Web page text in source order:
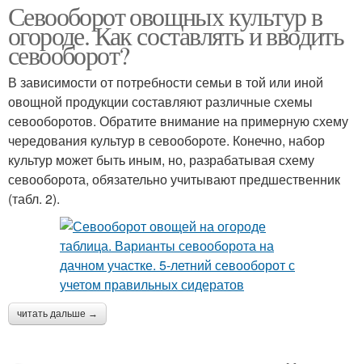
Севооборот овощных культур в
огороде. Как составлять и вводить
севооборот?
В зависимости от потребности семьи в той или иной
овощной продукции составляют различные схемы
севооборотов. Обратите внимание на примерную схему
чередования культур в севообороте. Конечно, набор
культур может быть иным, но, разрабатывая схему
севооборота, обязательно учитывают предшественник
(табл. 2).
читать дальше →